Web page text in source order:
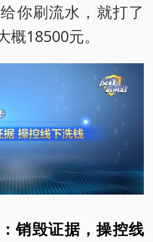
你刷流水，就打了
18500元。
销毁证据，操控线